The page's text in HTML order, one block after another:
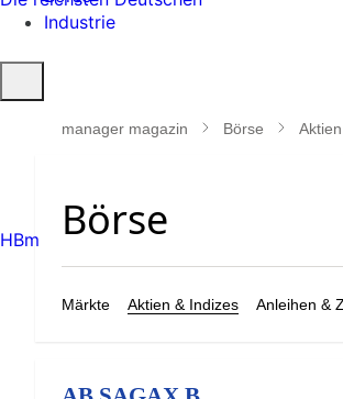
Industrie
öffnen
manager magazin Börse
Märkte Aktien & Indizes Anleihen &
HBm